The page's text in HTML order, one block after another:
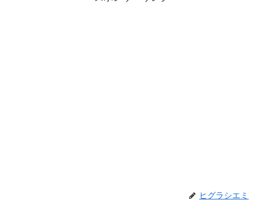
ヒグラシエミ